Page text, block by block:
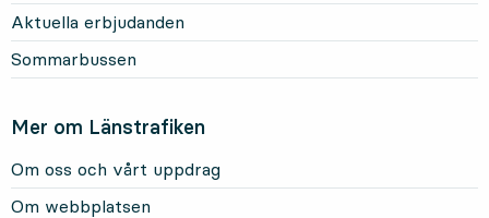
Aktuella erbjudanden
Sommarbussen
Mer om Länstrafiken
Om oss och vårt uppdrag
Om webbplatsen